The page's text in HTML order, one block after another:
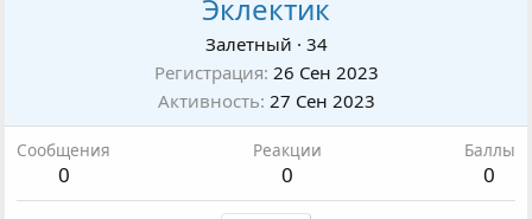
Эклектик
Залетный · 34
Регистрация 26 Сен 2023
Активность 27 Сен 2023
Сообщения
0
Реакции
0
Баллы
0